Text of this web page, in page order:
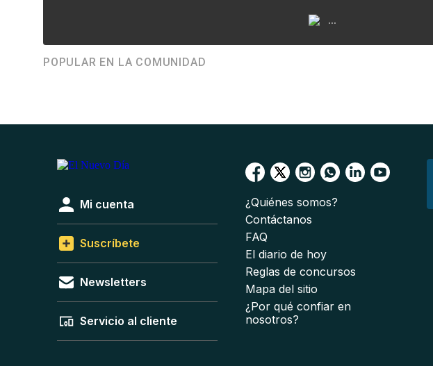
...
POPULAR EN LA COMUNIDAD
Mi cuenta
Suscríbete
Newsletters
Servicio al cliente
¿Quiénes somos?
Contáctanos
FAQ
El diario de hoy
Reglas de concursos
Mapa del sitio
¿Por qué confiar en
nosotros?